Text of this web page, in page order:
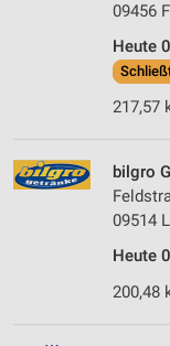
09456
Heute
217,57
bilgro
09514
Heute
200,48